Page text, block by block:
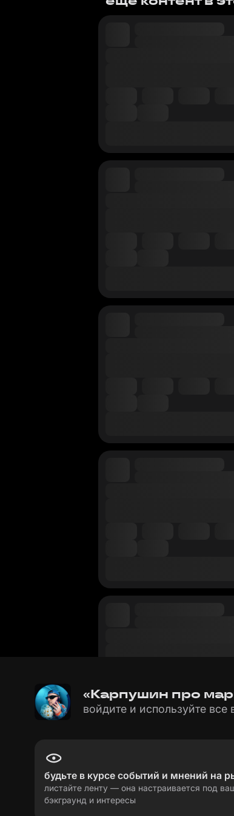
«Карпушин про
войдите и используйте
будьте в курсе событий и мнений на
листайте ленту — она настраивается под
бэкграунд и интересы